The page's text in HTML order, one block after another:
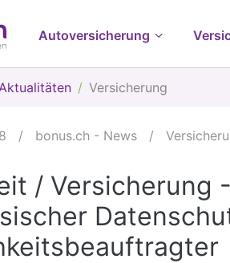
Autoversicherung
Versicherung
/ bonus.ch - News /
/ Versicherung -